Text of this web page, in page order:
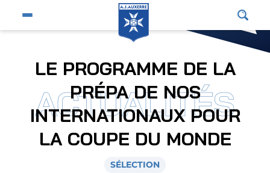
Ouvrir le menu du site
Fermer
Jeunes et féminines
Supporters
ACTUALITÉS
LE PROGRAMME DE LA
PRÉPA DE NOS
INTERNATIONAUX POUR
LA COUPE DU MONDE
SÉLECTION